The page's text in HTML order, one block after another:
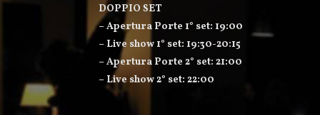
DOPPIO SET
– Apertura Porte 1° set: 19:00
– Live show 1° set: 19:30-20:15
– Apertura Porte 2° set: 21:00
– Live show 2° set: 22:00